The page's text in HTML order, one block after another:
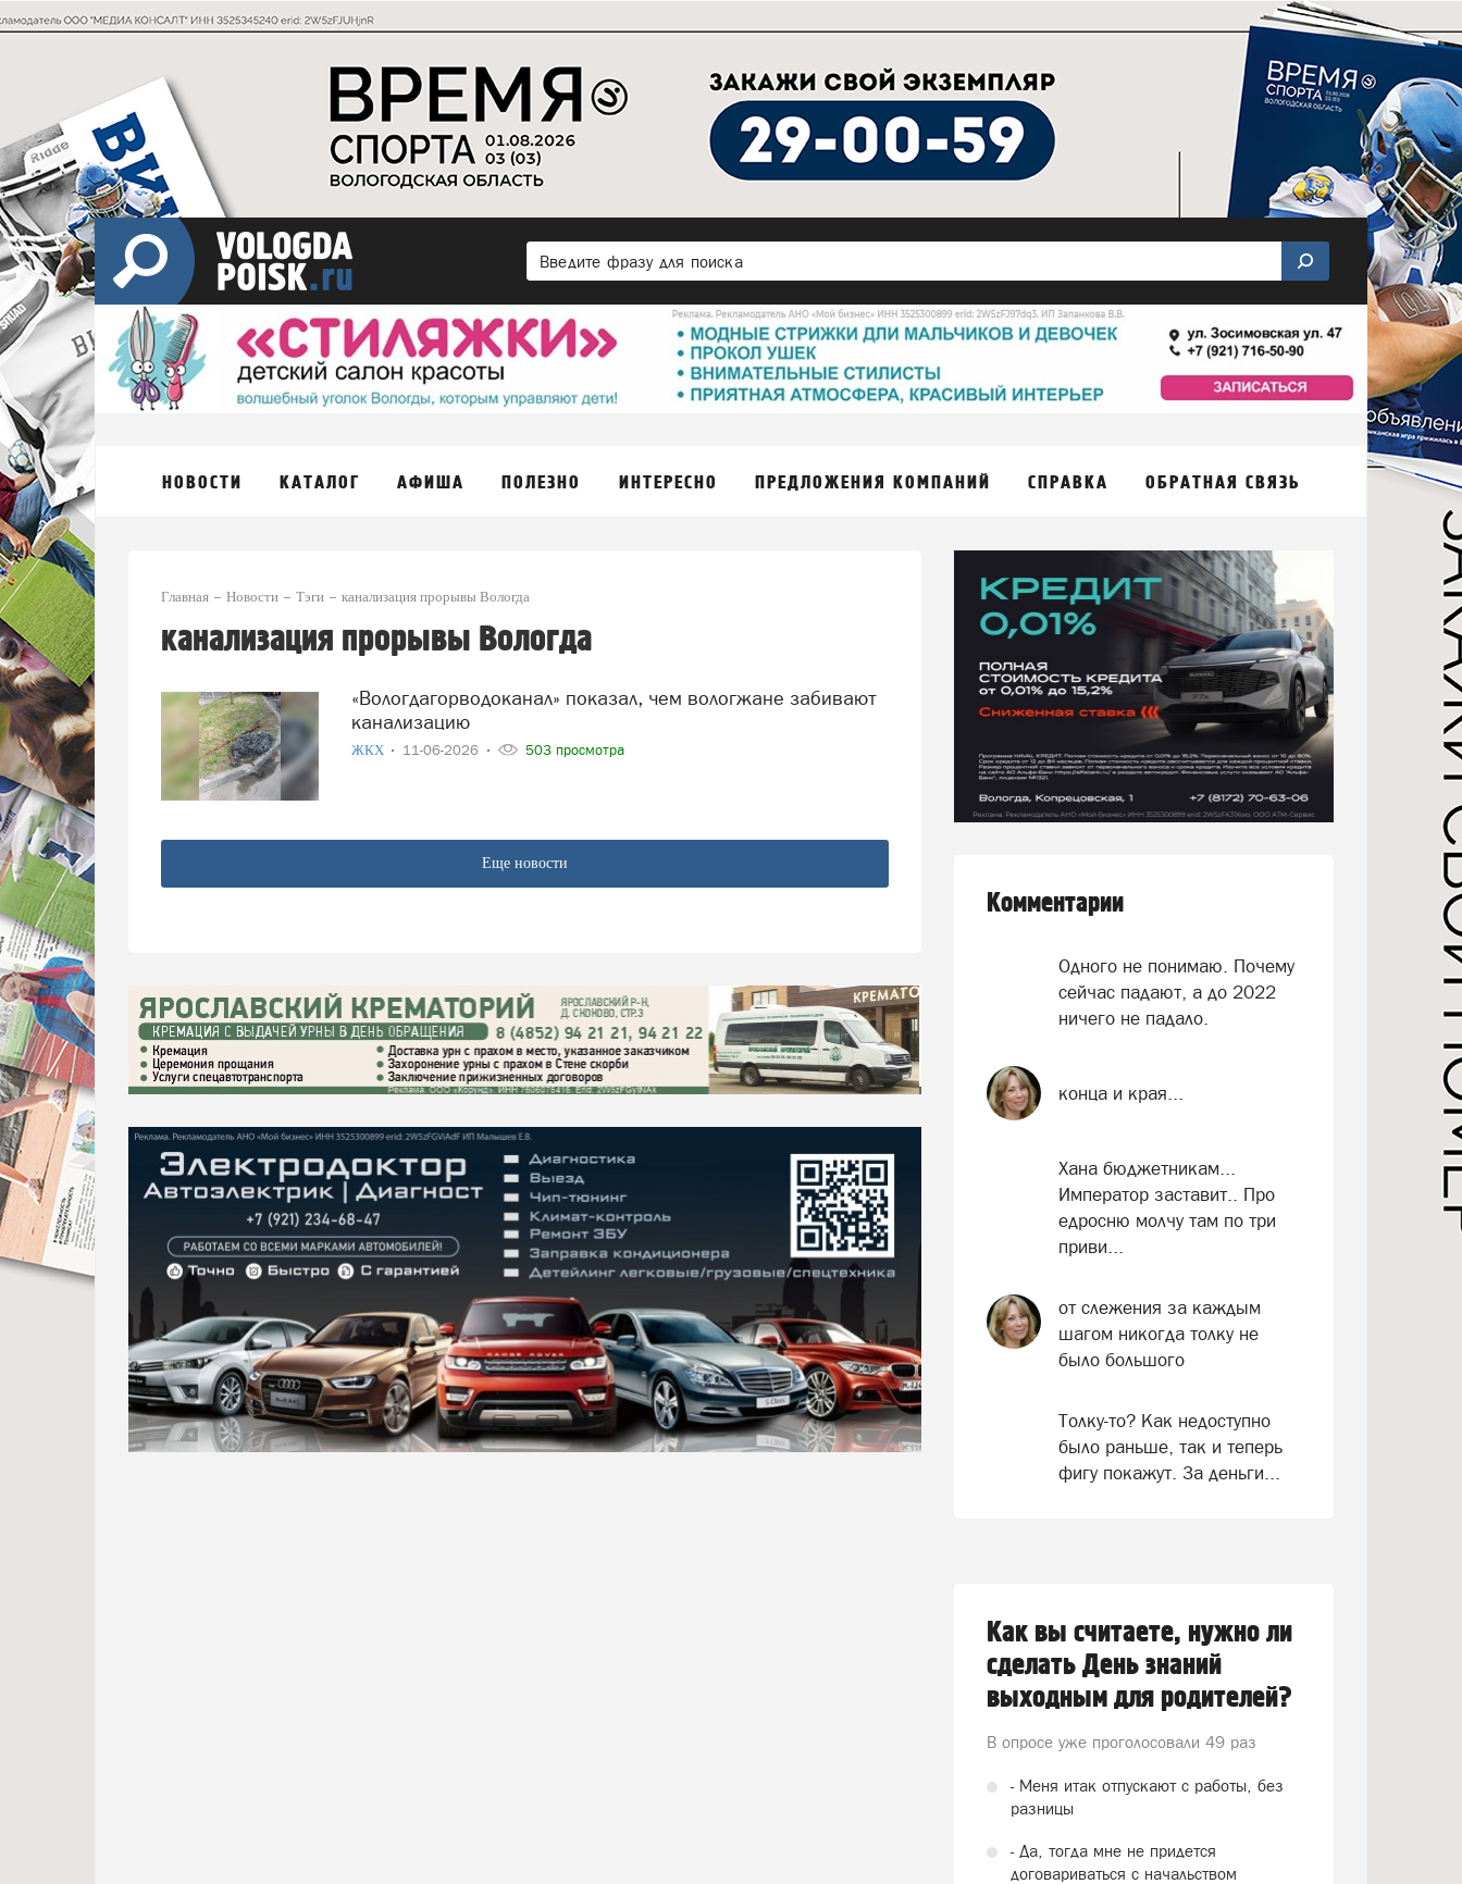
НОВОСТИ КАТАЛОГ АФИША ПОЛЕЗНО ИНТЕРЕСНО ПРЕДЛОЖЕНИЯ КОМПАНИЙ СПРАВКА ОБРАТНАЯ СВЯЗЬ
Главная Новости Тэги канализация прорывы Вологда
канализация прорывы Вологда
«Вологдагорводоканал» показал, чем вологжане забивают
канализацию
ЖКХ 11-06-2026 503 просмотра
Еще новости
Комментарии
Одного не понимаю. Почему
сейчас падают, а до 2022
ничего не падало.
конца и края...
Хана бюджетникам...
Император заставит.. Про
едросню молчу там по три
приви...
от слежения за каждым
шагом никогда толку не
было большого
Толку-то? Как недоступно
было раньше, так и теперь
фигу покажут. За деньги...
Как вы считаете, нужно ли
сделать День знаний
выходным для родителей?
В опросе уже проголосовали 49 раз
- Меня итак отпускают с работы, без
разницы
- Да, тогда мне не придется
договариваться с начальством